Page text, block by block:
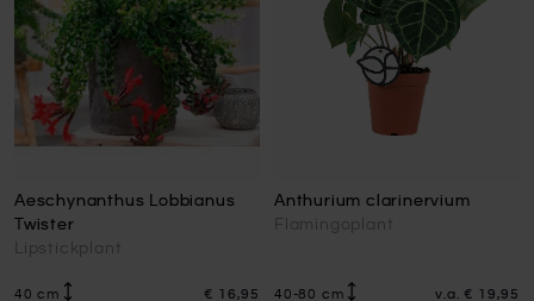
Aeschynanthus Lobbianus
Twister
Lipstickplant
40 cm € 16,95
Anthurium clarinervium
Flamingoplant
40-80 cm v.a. € 19,95